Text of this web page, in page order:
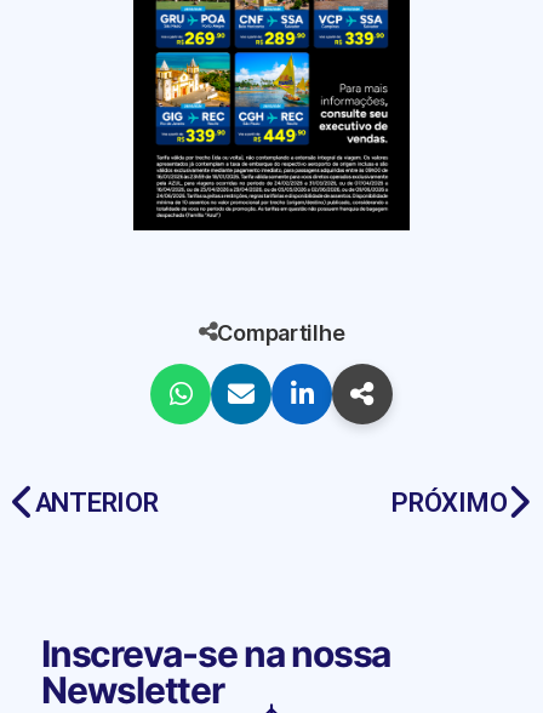
Compartilhe
ANTERIOR PRÓXIMO
Inscreva-se na nossa
Newsletter